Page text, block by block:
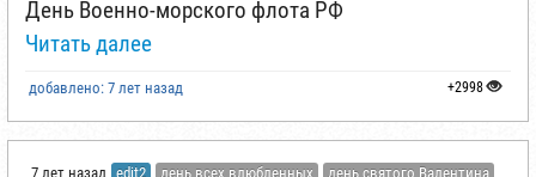
День Военно-морского флота РФ
Читать далее
добавлено: 7 лет назад +2998
7 лет назад edit2 день всех влюбленных день святого Валентина